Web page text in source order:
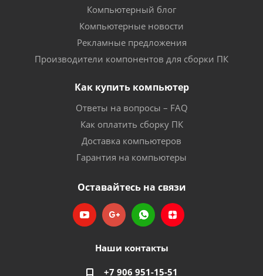
Компьютерный блог
Компьютерные новости
Рекламные предложения
Производители компонентов для сборки ПК
Как купить компьютер
Ответы на вопросы – FAQ
Как оплатить сборку ПК
Доставка компьютеров
Гарантия на компьютеры
Оставайтесь на связи
Наши контакты
+7 906 951-15-51